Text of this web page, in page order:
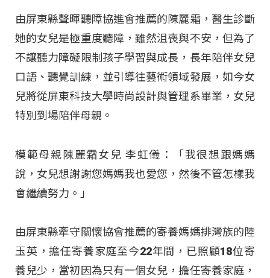
由屏東縣聲暉聽障協進會推薦的陳麗霜，醫生診斷
她的女兒是極重度聽障，雖然沮喪與不安，但為了
不讓聽力障礙限制孩子學習與成長，長年陪伴女兒
口語、聽覺訓練，並引導往藝術領域發展，如今女
兒將從屏東科技大學時尚設計與管理系畢業，女兒
特別到場陪伴母親。
模範母親陳麗霜女兒 李虹儀：「我很想跟媽媽
說，女兒想謝謝您媽媽我也愛您，然後不管怎樣我
會繼續努力。」
由屏東縣牽守關懷協會推薦的寄養媽媽排灣族的陸
玉英，擔任寄養家庭至今22年間，已照顧18位寄
養兒少，當初因為只有一個女兒，擔任寄養家庭，